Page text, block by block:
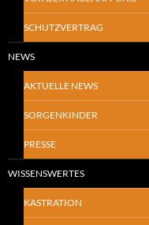
SCHUTZVERTRAG
NEWS
AKTUELLE NEWS
SORGENKINDER
PRESSE
WISSENSWERTES
KASTRATION